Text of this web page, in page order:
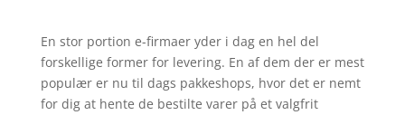
En stor portion e-firmaer yder i dag en hel del
forskellige former for levering. En af dem der er mest
populær er nu til dags pakkeshops, hvor det er nemt
for dig at hente de bestilte varer på et valgfrit